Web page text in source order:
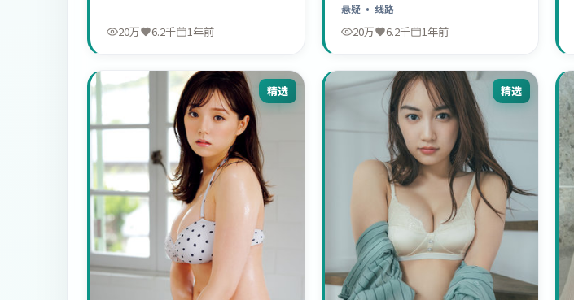
20万 6.2千 1年前
悬疑· 线路
20万 6.2千 1年前
精选 精选